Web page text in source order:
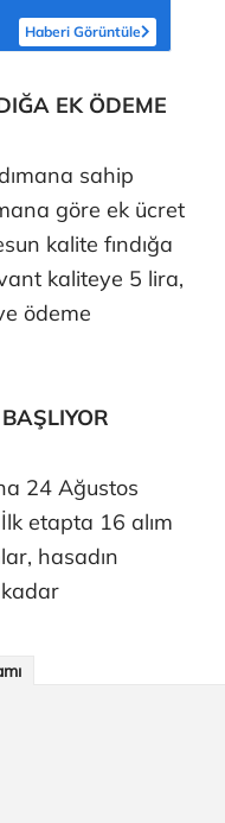
Haberi Görüntüle
EK ÖDEME
sahip
göre ek ücret
kalite fındığa
kaliteye 5 lira,
ödeme
24 Ağustos
etapta 16 alım
hasadın